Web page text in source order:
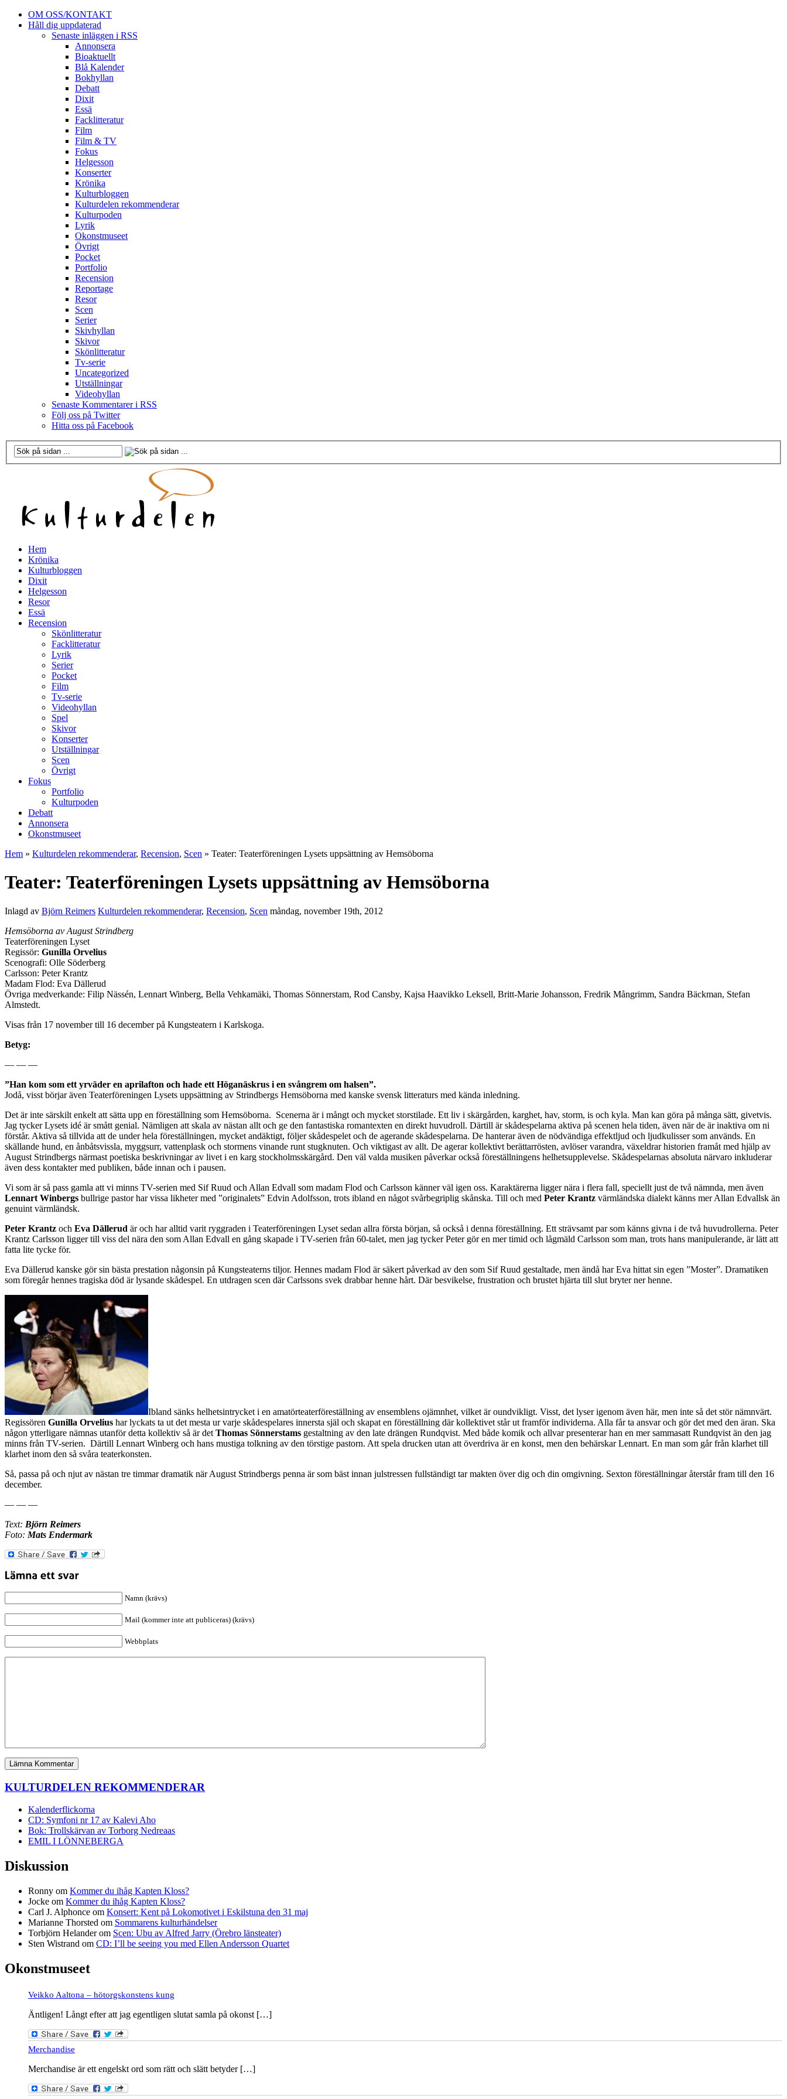
OM OSS/KONTAKT
Håll dig uppdaterad
Senaste inläggen i RSS
Annonsera
Bioaktuellt
Blå Kalender
Bokhyllan
Debatt
Dixit
Essä
Facklitteratur
Film
Film & TV
Fokus
Helgesson
Konserter
Krönika
Kulturbloggen
Kulturdelen rekommenderar
Kulturpoden
Lyrik
Okonstmuseet
Övrigt
Pocket
Portfolio
Recension
Reportage
Resor
Scen
Serier
Skivhyllan
Skivor
Skönlitteratur
Tv-serie
Uncategorized
Utställningar
Videohyllan
Senaste Kommentarer i RSS
Följ oss på Twitter
Hitta oss på Facebook
Hem
Krönika
Kulturbloggen
Dixit
Helgesson
Resor
Essä
Recension
Skönlitteratur
Facklitteratur
Lyrik
Serier
Pocket
Film
Tv-serie
Videohyllan
Spel
Skivor
Konserter
Utställningar
Scen
Övrigt
Fokus
Portfolio
Kulturpoden
Debatt
Annonsera
Okonstmuseet
Hem » Kulturdelen rekommenderar, Recension, Scen » Teater: Teaterföreningen Lysets uppsättning av Hemsöborna
Teater: Teaterföreningen Lysets uppsättning av Hemsöborna
Inlagd av Björn Reimers Kulturdelen rekommenderar, Recension, Scen måndag, november 19th, 2012
Hemsöborna av August Strindberg
Teaterföreningen Lyset
Regissör: Gunilla Orvelius
Scenografi: Olle Söderberg
Carlsson: Peter Krantz
Madam Flod: Eva Dällerud
Övriga medverkande: Filip Nässén, Lennart Winberg, Bella Vehkamäki, Thomas Sönnerstam, Rod Cansby, Kajsa Haavikko Leksell, Britt-Marie Johansson, Fredrik Mångrimm, Sandra Bäckman, Stefan
Almstedt.
Visas från 17 november till 16 december på Kungsteatern i Karlskoga.
Betyg:
— — —
”Han kom som ett yrväder en aprilafton och hade ett Höganäskrus i en svångrem om halsen”.
Jodå, visst börjar även Teaterföreningen Lysets uppsättning av Strindbergs Hemsöborna med kanske svensk litteraturs med kända inledning.
Det är inte särskilt enkelt att sätta upp en föreställning som Hemsöborna. Scenerna är i mångt och mycket storstilade. Ett liv i skärgården, karghet, hav, storm, is och kyla. Man kan göra på många sätt, givetvis.
Jag tycker Lysets idé är smått genial. Nämligen att skala av nästan allt och ge den fantastiska romantexten en direkt huvudroll. Därtill är skådespelarna aktiva på scenen hela tiden, även när de är inaktiva om ni
förstår. Aktiva så tillvida att de under hela föreställningen, mycket andäktigt, följer skådespelet och de agerande skådespelarna. De hanterar även de nödvändiga effektljud och ljudkulisser som används. En
skällande hund, en ånbåtsvissla, myggsurr, vattenplask och stormens vinande runt stugknuten. Och viktigast av allt. De agerar kollektivt berättarrösten, avlöser varandra, växeldrar historien framåt med hjälp av
August Strindbergs närmast poetiska beskrivningar av livet i en karg stockholmsskärgård. Den väl valda musiken påverkar också föreställningens helhetsupplevelse. Skådespelarnas absoluta närvaro inkluderar
även dess kontakter med publiken, både innan och i pausen.
Vi som är så pass gamla att vi minns TV-serien med Sif Ruud och Allan Edvall som madam Flod och Carlsson känner väl igen oss. Karaktärerna ligger nära i flera fall, speciellt just de två nämnda, men även
Lennart Winbergs bullrige pastor har vissa likheter med ”originalets” Edvin Adolfsson, trots ibland en något svårbegriplig skånska. Till och med Peter Krantz värmländska dialekt känns mer Allan Edvallsk än
genuint värmländsk.
Peter Krantz och Eva Dällerud är och har alltid varit ryggraden i Teaterföreningen Lyset sedan allra första början, så också i denna föreställning. Ett strävsamt par som känns givna i de två huvudrollerna. Peter
Krantz Carlsson ligger till viss del nära den som Allan Edvall en gång skapade i TV-serien från 60-talet, men jag tycker Peter gör en mer timid och lågmäld Carlsson som man, trots hans manipulerande, är lätt att
fatta lite tycke för.
Eva Dällerud kanske gör sin bästa prestation någonsin på Kungsteaterns tiljor. Hennes madam Flod är säkert påverkad av den som Sif Ruud gestaltade, men ändå har Eva hittat sin egen ”Moster”. Dramatiken
som föregår hennes tragiska död är lysande skådespel. En utdragen scen där Carlssons svek drabbar henne hårt. Där besvikelse, frustration och brustet hjärta till slut bryter ner henne.
Ibland sänks helhetsintrycket i en amatörteaterföreställning av ensemblens ojämnhet, vilket är oundvikligt. Visst, det lyser igenom även här, men inte så det stör nämnvärt.
Regissören Gunilla Orvelius har lyckats ta ut det mesta ur varje skådespelares innersta själ och skapat en föreställning där kollektivet står ut framför individerna. Alla får ta ansvar och gör det med den äran. Ska
någon ytterligare nämnas utanför detta kollektiv så är det Thomas Sönnerstams gestaltning av den late drängen Rundqvist. Med både komik och allvar presenterar han en mer sammasatt Rundqvist än den jag
minns från TV-serien. Därtill Lennart Winberg och hans mustiga tolkning av den törstige pastorn. Att spela drucken utan att överdriva är en konst, men den behärskar Lennart. En man som går från klarhet till
klarhet inom den så svåra teaterkonsten.
Så, passa på och njut av nästan tre timmar dramatik när August Strindbergs penna är som bäst innan julstressen fullständigt tar makten över dig och din omgivning. Sexton föreställningar återstår fram till den 16
december.
— — —
Text: Björn Reimers
Foto: Mats Endermark
Namn (krävs)
Mail (kommer inte att publiceras) (krävs)
Webbplats
KULTURDELEN REKOMMENDERAR
Kalenderflickorna
CD: Symfoni nr 17 av Kalevi Aho
Bok: Trollskärvan av Torborg Nedreaas
EMIL I LÖNNEBERGA
Diskussion
Ronny om Kommer du ihåg Kapten Kloss?
Jocke om Kommer du ihåg Kapten Kloss?
Carl J. Alphonce om Konsert: Kent på Lokomotivet i Eskilstuna den 31 maj
Marianne Thorsted om Sommarens kulturhändelser
Torbjörn Helanderom Scen: Ubu av Alfred Jarry (Örebro länsteater)
Sten Wistrand om CD: I’ll be seeing you med Ellen Andersson Quartet
Okonstmuseet
Veikko Aaltona – hötorgskonstens kung
Äntligen! Långt efter att jag egentligen slutat samla på okonst […]
Merchandise
Merchandise är ett engelskt ord som rätt och slätt betyder […]